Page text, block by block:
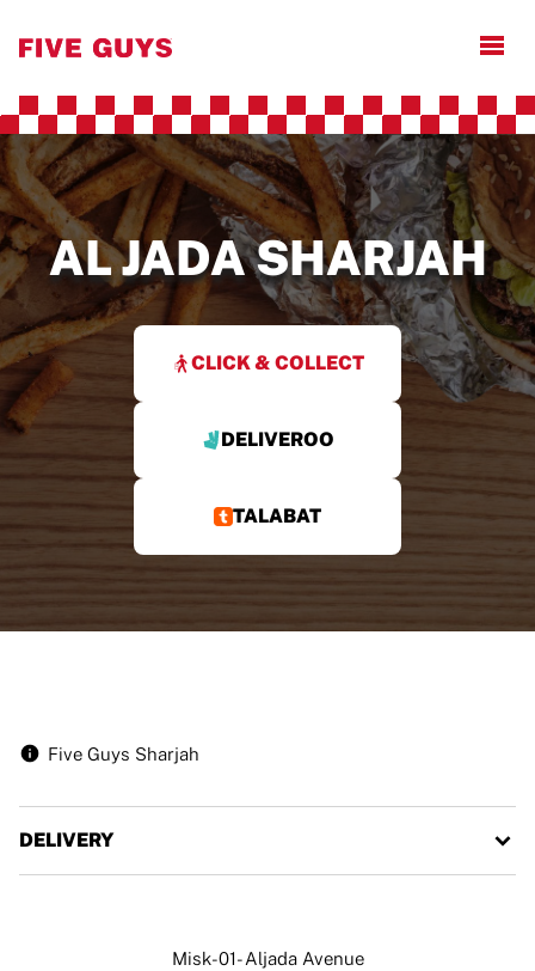
AL JADA SHARJAH
CLICK & COLLECT
DELIVEROO
TALABAT
Five Guys Sharjah
DELIVERY
Misk-01- Aljada Avenue